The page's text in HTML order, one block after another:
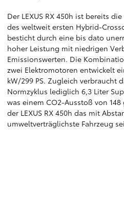
Der LEXUS RX 450h ist bereits
des weltweit ersten Hybrid-
besticht durch eine bis dato
hoher Leistung mit niedrigen
Emissionswerten. Die
zwei Elektromotoren entwickelt
kW/299 PS. Zugleich verbraucht
Normzyklus lediglich 6,3 Liter
was einem CO2-Ausstoß von
der LEXUS RX 450h das mit
umweltverträglichste Fahrzeug